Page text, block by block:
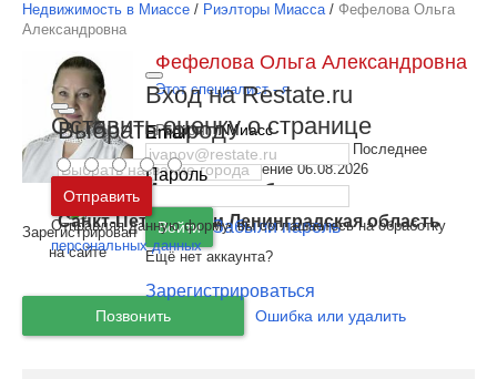
Выбрать город
Москва и
Московская область
Санкт-Петербург иЛенинградская область
Вход на Restate.ru
Email
Пароль
Войти Забыли пароль
Ещё нет аккаунта?
Зарегистрироваться
Недвижимость в Миассе / Риэлторы Миасса / Фефелова Ольга
Александровна
Зарегистрирован
на сайте
Фефелова Ольга Александровна
Этот специалист - я
Регион:г. Миасс
876
7 лет на Restate.ru | Последнее
обновление 06.08.2026
Позвонить Ошибка или удалить
Оставить оценку о странице
Отправить
Отправляя данную форму, вы соглашаетесь на обработку
персональных данных